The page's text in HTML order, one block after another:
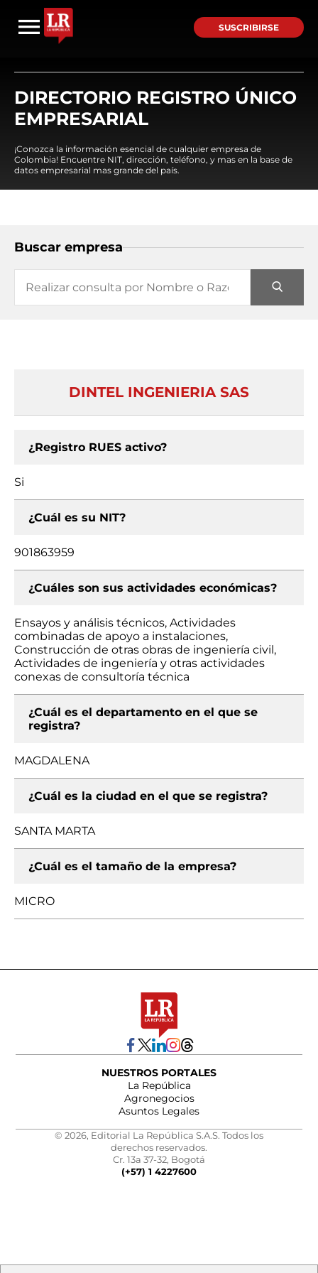
SUSCRIBIRSE
DIRECTORIO REGISTRO ÚNICO
EMPRESARIAL
¡Conozca la información esencial de cualquier empresa de
Colombia! Encuentre NIT, dirección, teléfono, y mas en la base de
datos empresarial mas grande del país.
Buscar empresa
DINTEL INGENIERIA SAS
¿Registro RUES activo?
Si
¿Cuál es su NIT?
901863959
¿Cuáles son sus actividades económicas?
Ensayos y análisis técnicos, Actividades
combinadas de apoyo a instalaciones,
Construcción de otras obras de ingeniería civil,
Actividades de ingeniería y otras actividades
conexas de consultoría técnica
¿Cuál es el departamento en el que se
registra?
MAGDALENA
¿Cuál es la ciudad en el que se registra?
SANTA MARTA
¿Cuál es el tamaño de la empresa?
MICRO
NUESTROS PORTALES
La República
Agronegocios
Asuntos Legales
© 2026, Editorial La República S.A.S. Todos los
derechos reservados.
Cr. 13a 37-32, Bogotá
(+57) 1 4227600